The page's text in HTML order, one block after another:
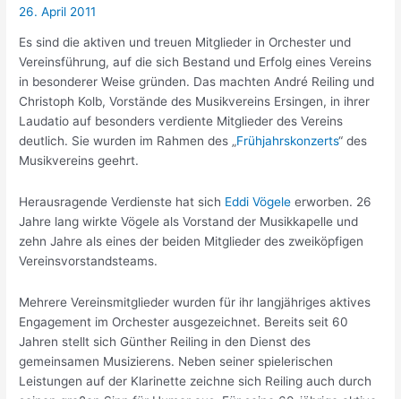
26. April 2011
Es sind die aktiven und treuen Mitglieder in Orchester und
Vereinsführung, auf die sich Bestand und Erfolg eines Vereins
in besonderer Weise gründen. Das machten André Reiling und
Christoph Kolb, Vorstände des Musikvereins Ersingen, in ihrer
Laudatio auf besonders verdiente Mitglieder des Vereins
deutlich. Sie wurden im Rahmen des „Frühjahrskonzerts“ des
Musikvereins geehrt.
Herausragende Verdienste hat sich Eddi Vögele erworben. 26
Jahre lang wirkte Vögele als Vorstand der Musikkapelle und
zehn Jahre als eines der beiden Mitglieder des zweiköpfigen
Vereinsvorstandsteams.
Mehrere Vereinsmitglieder wurden für ihr langjähriges aktives
Engagement im Orchester ausgezeichnet. Bereits seit 60
Jahren stellt sich Günther Reiling in den Dienst des
gemeinsamen Musizierens. Neben seiner spielerischen
Leistungen auf der Klarinette zeichne sich Reiling auch durch